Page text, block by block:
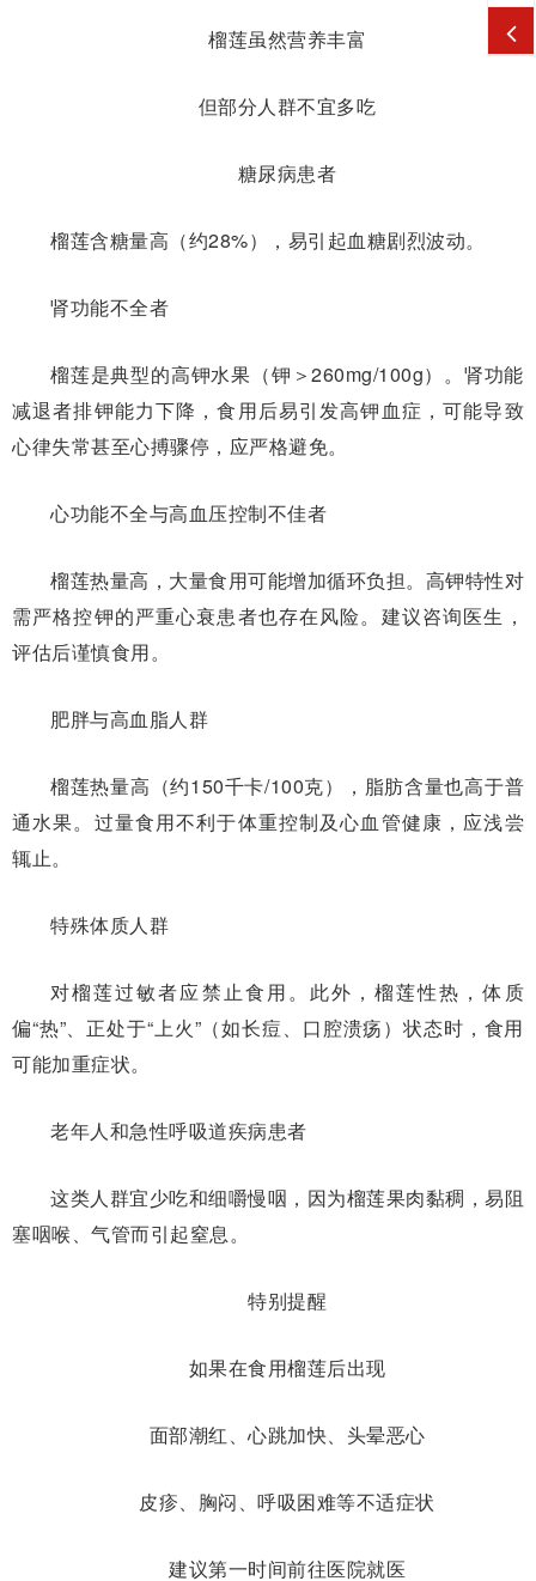
榴莲虽然营养丰富
但部分人群不宜多吃
糖尿病患者
榴莲含糖量高（约28%），易引起血糖剧烈波动。
肾功能不全者
榴莲是典型的高钾水果（钾＞260mg/100g）。肾功能
减退者排钾能力下降，食用后易引发高钾血症，可能导致
心律失常甚至心搏骤停，应严格避免。
心功能不全与高血压控制不佳者
榴莲热量高，大量食用可能增加循环负担。高钾特性对
需严格控钾的严重心衰患者也存在风险。建议咨询医生，
评估后谨慎食用。
肥胖与高血脂人群
榴莲热量高（约150千卡/100克），脂肪含量也高于普
通水果。过量食用不利于体重控制及心血管健康，应浅尝
辄止。
特殊体质人群
对榴莲过敏者应禁止食用。此外，榴莲性热，体质
偏“热”、正处于“上火”（如长痘、口腔溃疡）状态时，食用
可能加重症状。
老年人和急性呼吸道疾病患者
这类人群宜少吃和细嚼慢咽，因为榴莲果肉黏稠，易阻
塞咽喉、气管而引起窒息。
特别提醒
如果在食用榴莲后出现
面部潮红、心跳加快、头晕恶心
皮疹、胸闷、呼吸困难等不适症状
建议第一时间前往医院就医